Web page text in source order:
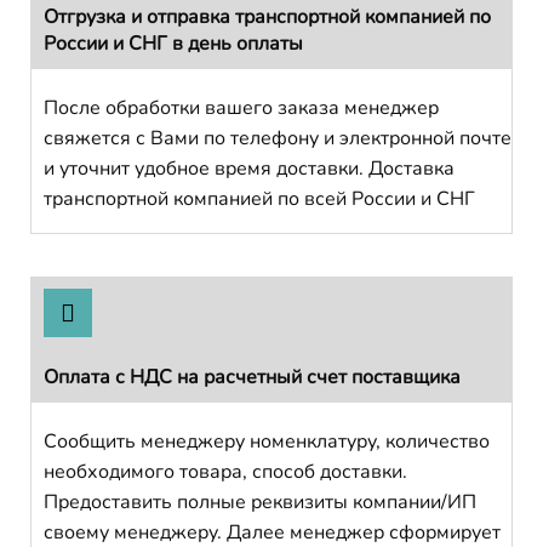
Отгрузка и отправка транспортной компанией по
России и СНГ в день оплаты
После обработки вашего заказа менеджер
свяжется с Вами по телефону и электронной почте
и уточнит удобное время доставки. Доставка
транспортной компанией по всей России и СНГ
Оплата с НДС на расчетный счет поставщика
Сообщить менеджеру номенклатуру, количество
необходимого товара, способ доставки.
Предоставить полные реквизиты компании/ИП
своему менеджеру. Далее менеджер сформирует